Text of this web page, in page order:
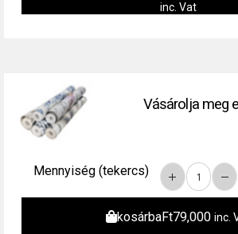
inc. Vat
Vásárolja meg
Mennyiség (tekercs)
kosárbaFt79,000 inc.